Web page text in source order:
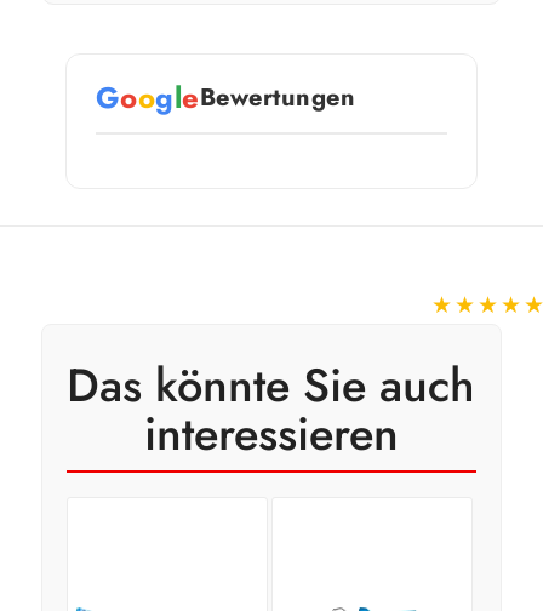
GoogleBewertungen
Das könnte Sie auch
interessieren